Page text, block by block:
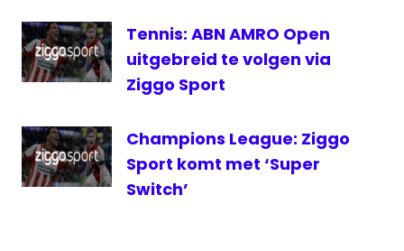
Tennis: ABN AMRO Open
uitgebreid te volgen via
Ziggo Sport
Champions League: Ziggo
Sport komt met ‘Super
Switch’